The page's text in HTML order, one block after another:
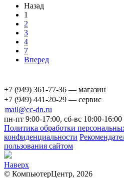
Назад
1
2
3
4
7
Вперед
+7 (949) 361-77-36 — магазин
+7 (949) 441-20-29 — сервис
mail@cc-dn.ru
пн-пт 9:00-17:00, сб-вс 10:00-16:00
Политика обработки
конфиденциальности
пользования сайтом
Наверх
© КомпьютерЦентр, 2026